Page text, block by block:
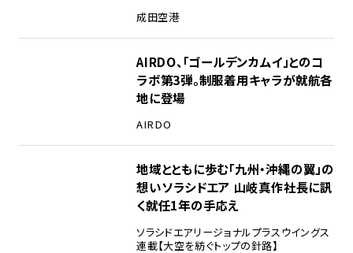
成田空港
AIRDO、「ゴールデンカムイ」とのコ
ラボ第3弾。制服着用キャラが就航各
地に登場
AIRDO
地域とともに歩む「九州・沖縄の翼」の
想い――ソラシドエア 山岐真作社長に訊
く就任1年の手応え
ソラシドエアリージョナルプラスウイングス
連載【大空を紡ぐトップの針路】